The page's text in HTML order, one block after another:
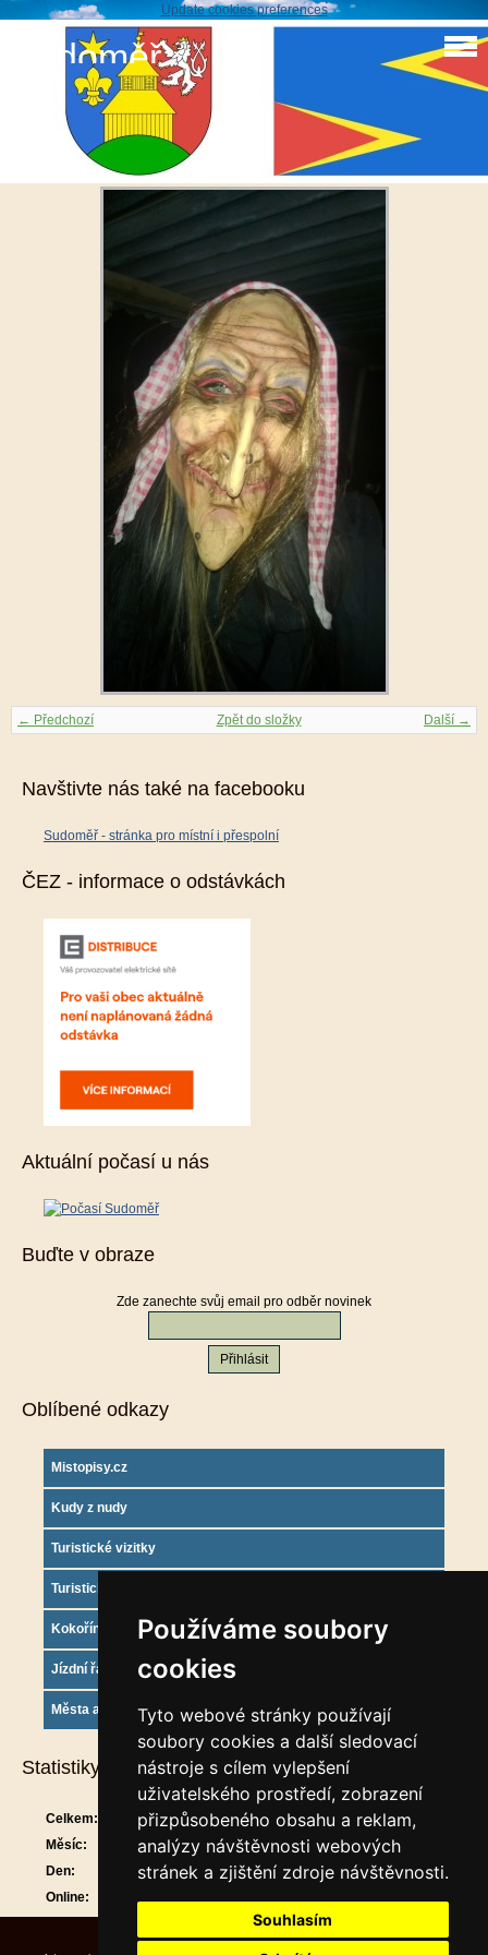
Používáme soubory
cookies
Tyto webové stránky používají
soubory cookies a další sledovací
nástroje s cílem vylepšení
uživatelského prostředí, zobrazení
přizpůsobeného obsahu a reklam,
analýzy návštěvnosti webových
stránek a zjištění zdroje návštěvnosti.
Souhlasím
Update cookies preferences
Sudoměř
Májka + čárodějnice 2016
WP_20160430_023
← Předchozí Další →
Zpět do složky
Navštivte nás také na facebooku
Sudoměř - stránka pro místní i přespolní
ČEZ - informace o odstávkách
Aktuální počasí u nás
Buďte v obraze
Zde zanechte svůj email pro odběr novinek
Oblíbené odkazy
Mistopisy.cz
Kudy z nudy
Turistické vizitky
Turistický deník
Kokořínsko info
Jízdní řády
Města a obce
Statistiky
Online:
Celkem:
909265
Měsíc:
29589
Den: